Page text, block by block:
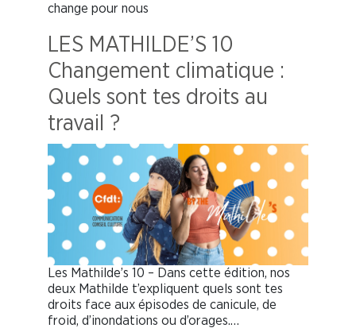
change pour nous
LES MATHILDE’S 10
Changement climatique :
Quels sont tes droits au
travail ?
Les Mathilde’s 10 – Dans cette édition, nos
deux Mathilde t’expliquent quels sont tes
droits face aux épisodes de canicule, de
froid, d’inondations ou d’orages.…